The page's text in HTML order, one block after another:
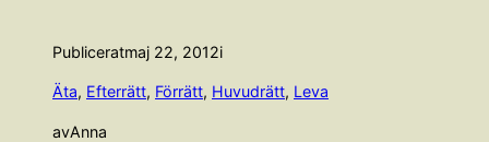
Publiceratmaj 22, 2012i
Äta, Efterrätt, Förrätt, Huvudrätt, Leva
avAnna